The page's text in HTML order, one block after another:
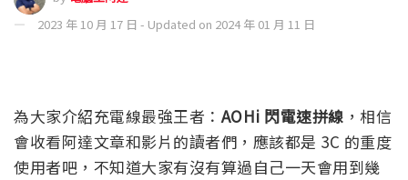
2023 年 10 月 17 日 - Updated on 2024 年 01 月 11 日
為大家介紹充電線最強王者：AOHi 閃電速拼線 ，相信
會收看阿達文章和影片的讀者們，應該都是 3C 的重度
使用者吧，不知道大家有沒有算過自己一天會用到幾